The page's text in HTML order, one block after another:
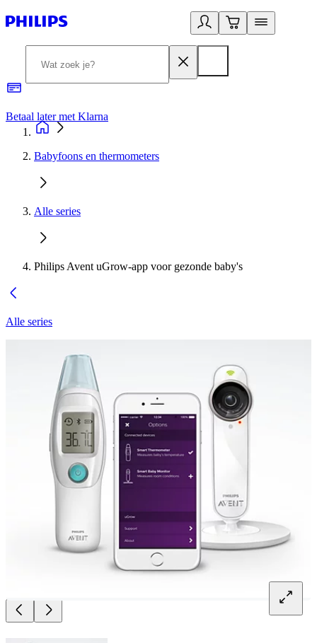
Betaal later met Klarna
Babyfoons en thermometers
Alle series
Philips Avent uGrow-app voor gezonde baby's
Alle series